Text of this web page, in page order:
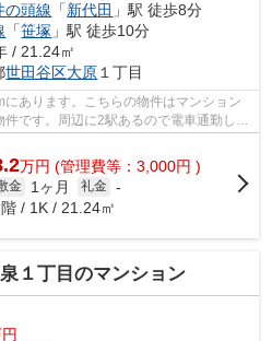
の頭線 「新代田 」駅 徒歩8分
「笹塚 」駅 徒歩10分
/ 21.24㎡
世田谷区大原１丁目
あります。こちらの物件はマンション
です。周辺に2駅あるので電車通勤しや
周辺...
万円 (管理費等：3,000円 )
金 1ヶ月 礼金 -
/ 1K / 21.24㎡
１丁目のマンション